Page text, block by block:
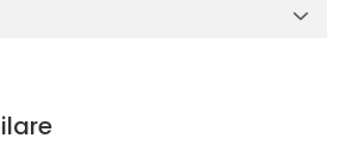
EGAS 80HLR R134 - face parte
sa raspunda cu profesionalism si